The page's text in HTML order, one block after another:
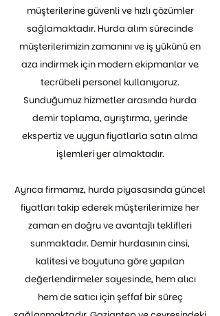
müşterilerine güvenli ve hızlı çözümler
sağlamaktadır. Hurda alım sürecinde
müşterilerimizin zamanını ve iş yükünü en
aza indirmek için modern ekipmanlar ve
tecrübeli personel kullanıyoruz.
Sunduğumuz hizmetler arasında hurda
demir toplama, ayrıştırma, yerinde
ekspertiz ve uygun fiyatlarla satın alma
işlemleri yer almaktadır.
Ayrıca firmamız, hurda piyasasında güncel
fiyatları takip ederek müşterilerimize her
zaman en doğru ve avantajlı teklifleri
sunmaktadır. Demir hurdasının cinsi,
kalitesi ve boyutuna göre yapılan
değerlendirmeler sayesinde, hem alıcı
hem de satıcı için şeffaf bir süreç